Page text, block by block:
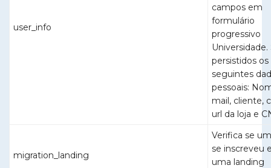
user_info
campos em
formulário
progressivo
Universidade.
persistidos os
seguintes
pessoais:
mail, cliente,
url da loja e
migration_landing
Verifica se
se inscreveu
uma landing